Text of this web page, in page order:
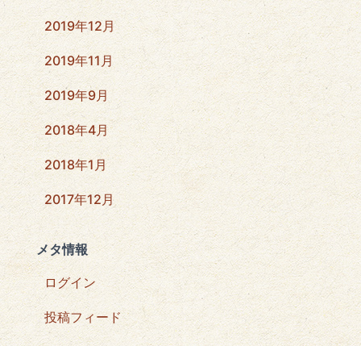
2019年12月
2019年11月
2019年9月
2018年4月
2018年1月
2017年12月
メタ情報
ログイン
投稿フィード